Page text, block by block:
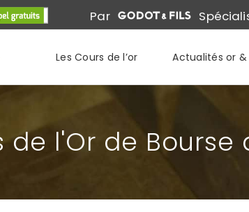
Par
Les Cours de l’or Actualités or
de l'Or de Bourse